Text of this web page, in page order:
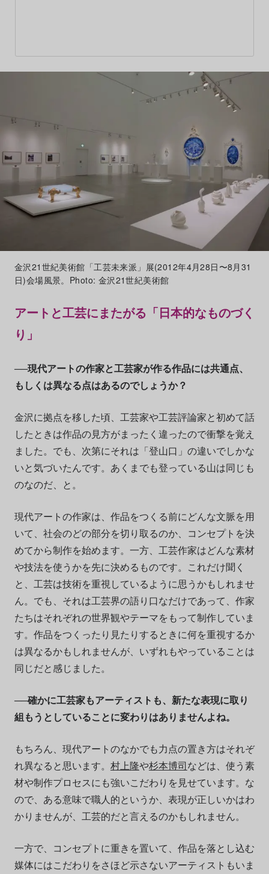
金沢21世紀美術館「工芸未来派」展(2012年4月28日〜8月31
日)会場風景。Photo: 金沢21世紀美術館
アートと工芸にまたがる「日本的なものづく
り」
──現代アートの作家と工芸家が作る作品には共通点、
もしくは異なる点はあるのでしょうか？
金沢に拠点を移した頃、工芸家や工芸評論家と初めて話
したときは作品の見方がまったく違ったので衝撃を覚え
ました。でも、次第にそれは「登山口」の違いでしかな
いと気づいたんです。あくまでも登っている山は同じも
のなのだ、と。
現代アートの作家は、作品をつくる前にどんな文脈を用
いて、社会のどの部分を切り取るのか、コンセプトを決
めてから制作を始めます。一方、工芸作家はどんな素材
や技法を使うかを先に決めるものです。これだけ聞く
と、工芸は技術を重視しているように思うかもしれませ
ん。でも、それは工芸界の語り口なだけであって、作家
たちはそれぞれの世界観やテーマをもって制作していま
す。作品をつくったり見たりするときに何を重視するか
は異なるかもしれませんが、いずれもやっていることは
同じだと感じました。
──確かに工芸家もアーティストも、新たな表現に取り
組もうとしていることに変わりはありませんよね。
もちろん、現代アートのなかでも力点の置き方はそれぞ
れ異なると思います。 村上隆や杉本博司などは、使う素
材や制作プロセスにも強いこだわりを見せています。な
ので、ある意味で職人的というか、表現が正しいかはわ
かりませんが、工芸的だと言えるのかもしれません。
一方で、コンセプトに重きを置いて、作品を落とし込む
媒体にはこだわりをさほど示さないアーティストもいま